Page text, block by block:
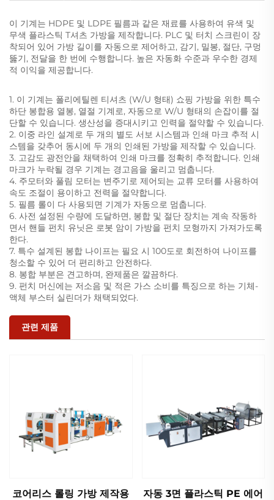
이 기계는 HDPE 및 LDPE 필름과 같은 재료를 사용하여 유색 및
무색 플라스틱 T셔츠 가방을 제작합니다. PLC 및 터치 스크린이 장
착되어 있어 가방 길이를 자동으로 제어하고, 감기, 밀봉, 절단, 구멍
뚫기, 전달을 한 번에 수행합니다. 높은 자동화 수준과 우수한 경제
적 이익을 제공합니다.
1. 이 기계는 폴리에틸렌 티셔츠 (W/U 형태) 쇼핑 가방을 위한 특수
하단 봉합용 열봉, 열절 기계로, 자동으로 W/U 형태의 손잡이를 절
단할 수 있습니다. 생산성을 증대시키고 인력을 절약할 수 있습니다.
2. 이중 라인 설계로 두 개의 별도 서보 시스템과 인쇄 마크 추적 시
스템을 갖추어 동시에 두 개의 인쇄된 가방을 제작할 수 있습니다.
3. 고감도 광전안을 채택하여 인쇄 마크를 정확히 추적합니다. 인쇄
마크가 누락될 경우 기계는 경고음을 울리고 멈춥니다.
4. 주모터와 풀림 모터는 변주기로 제어되는 교류 모터를 사용하여
속도 조절이 용이하고 전력을 절약합니다.
5. 필름 롤이 다 사용되면 기계가 자동으로 멈춥니다.
6. 사전 설정된 수량에 도달하면, 봉합 및 절단 장치는 계속 작동하
면서 핸들 펀치 유닛은 로봇 암이 가방을 펀치 모형까지 가져가도록
한다.
7. 특수 설계된 봉합 나이프는 필요 시 100도로 회전하여 나이프를
청소할 수 있어 더 편리하고 안전하다.
8. 봉합 부분은 견고하며, 완제품은 깔끔하다.
9. 펀치 머신에는 저소음 및 적은 가스 소비를 특징으로 하는 기체-
액체 부스터 실린더가 채택되었다.
관련 제품
코어리스 롤링 가방 제작용
자동 3면 플라스틱 PE 에어